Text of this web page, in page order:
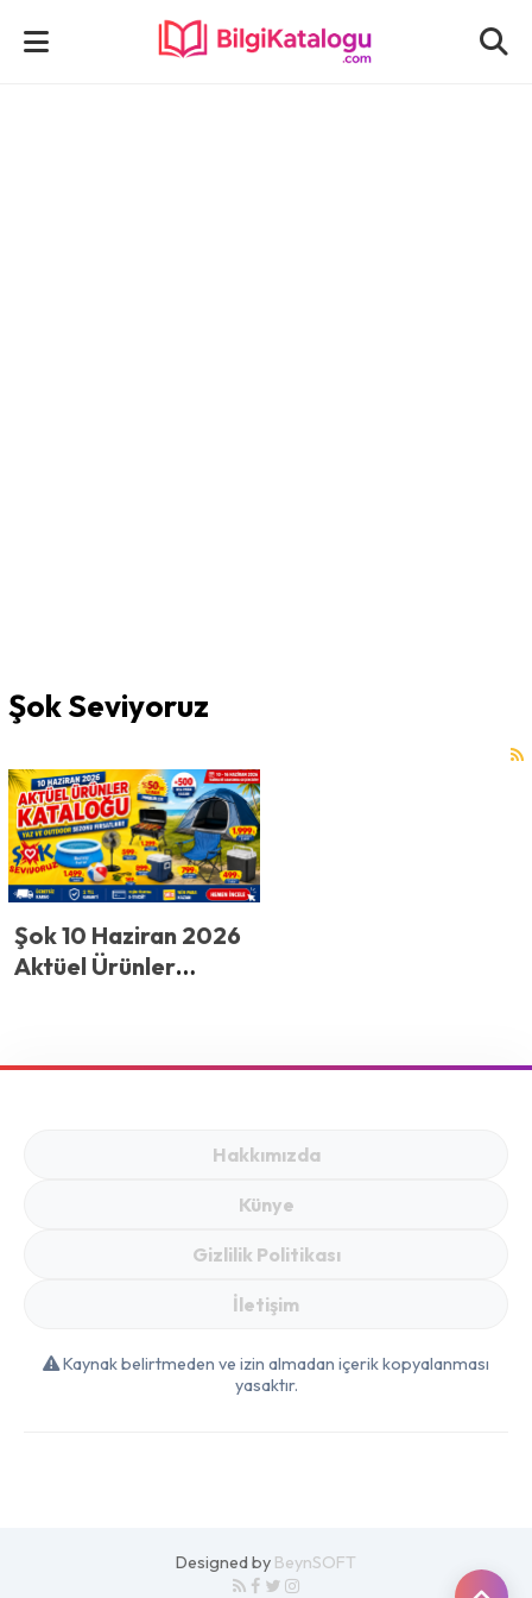
Şok Seviyoruz
Şok 10 Haziran 2026
Aktüel Ürünler
Fırsatları!
Hakkımızda
Künye
Gizlilik Politikası
İletişim
Kaynak belirtmeden ve izin almadan içerik kopyalanması
yasaktır.
Designed by BeynSOFT